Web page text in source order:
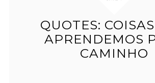
QUOTES:
APRENDEMOS
CAMINHO